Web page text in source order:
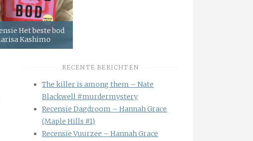
Het beste bod
Kashimo
RECENTE BERICHTEN
The killer is among them – Nate
Blackwell #murdermystery
Recensie Dagdroom – Hannah Grace
(Maple Hills #1)
Recensie Vuurzee – Hannah Grace